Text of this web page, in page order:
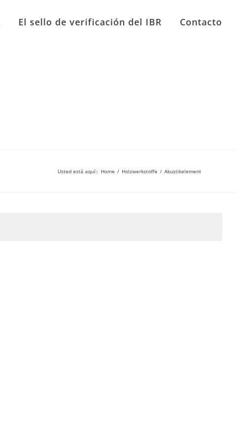
El sello de verificación del IBR Contacto
Usted está aquí:: Home / Holzwerkstoffe / Akustikelement